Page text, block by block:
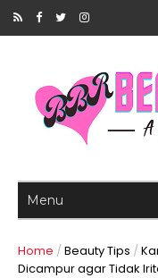
Home / Beauty Tips /
Dicampur agar Tidak